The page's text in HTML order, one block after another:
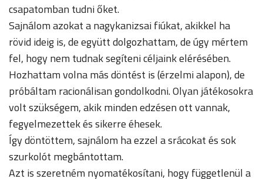
csapatomban tudni őket.
Sajnálom azokat a nagykanizsai fiúkat, akikkel ha
rövid ideig is, de együtt dolgozhattam, de úgy mértem
fel, hogy nem tudnak segíteni céljaink elérésében.
Hozhattam volna más döntést is (érzelmi alapon), de
próbáltam racionálisan gondolkodni. Olyan játékosokra
volt szükségem, akik minden edzésen ott vannak,
fegyelmezettek és sikerre éhesek.
Így döntöttem, sajnálom ha ezzel a srácokat és sok
szurkolót megbántottam.
Azt is szeretném nyomatékosítani, hogy függetlenül a